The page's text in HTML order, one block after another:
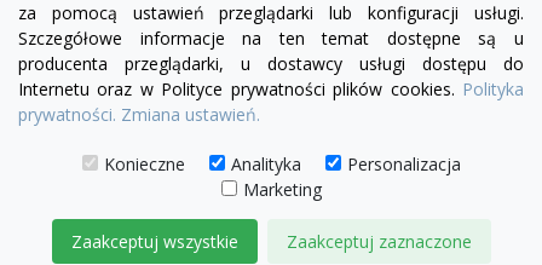
za pomocą ustawień przeglądarki lub konfiguracji usługi.
Szczegółowe informacje na ten temat dostępne są u
producenta przeglądarki, u dostawcy usługi dostępu do
Internetu oraz w Polityce prywatności plików cookies. Polityka
prywatności. Zmiana ustawień.
Konieczne Analityka
Personalizacja
Marketing
Zaakceptuj wszystkie Zaakceptuj zaznaczone
PRODUKTY

INFORMACJE
